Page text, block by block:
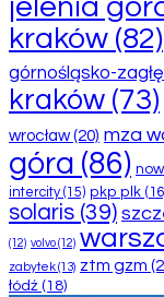
jelenia
kraków (82)
górnośląsko-
kraków (73)
wrocław (20) mza
góra (86)
intercity (15) pkp plk
solaris (39)
(12) volvo(12)
zabytek(13) ztm gzm
łódź (18)